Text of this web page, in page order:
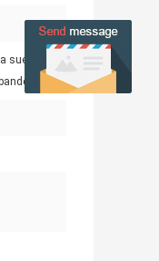
sué de